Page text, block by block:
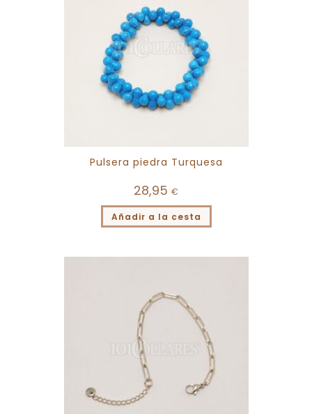
Pulsera piedra Turquesa
28,95 €
Añadir a la cesta